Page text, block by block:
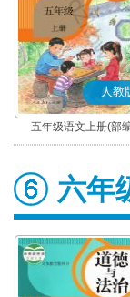
人教
五年级语文上册(部
六年